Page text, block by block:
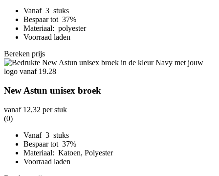
Vanaf 3 stuks
Bespaar tot 37%
Materiaal: polyester
Voorraad laden
Bereken prijs
New Astun unisex broek
vanaf 12,32 per stuk
(0)
Vanaf 3 stuks
Bespaar tot 37%
Materiaal: Katoen, Polyester
Voorraad laden